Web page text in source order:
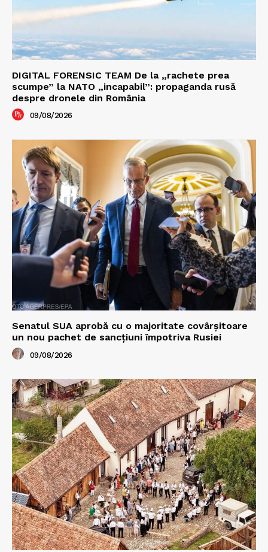
DIGITAL FORENSIC TEAM De la „rachete prea
scumpe” la NATO „incapabil”: propaganda rusă
despre dronele din România
09/08/2026
Senatul SUA aprobă cu o majoritate covârșitoare
un nou pachet de sancțiuni împotriva Rusiei
09/08/2026